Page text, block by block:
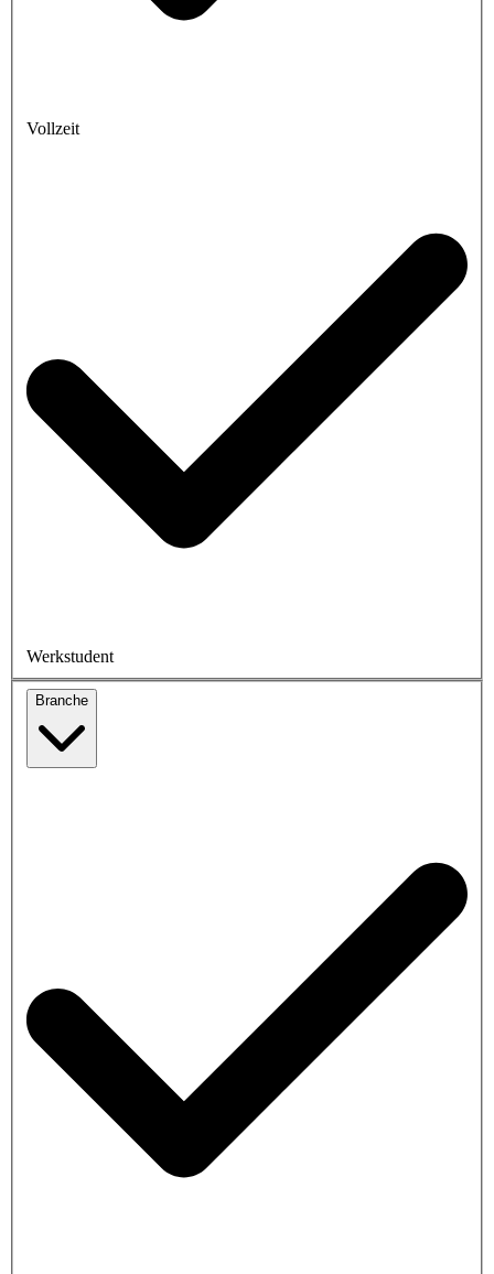
Vollzeit
Werkstudent
Branche